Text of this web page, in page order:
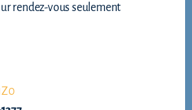
rendez-vous seulement